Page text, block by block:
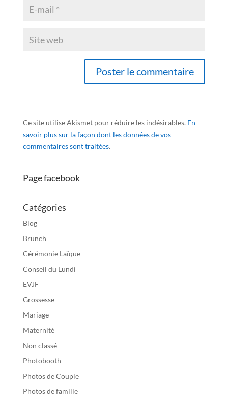
Ce site utilise Akismet pour réduire les indésirables. En
savoir plus sur la façon dont les données de vos
commentaires sont traitées.
Page facebook
Catégories
Blog
Brunch
Cérémonie Laïque
Conseil du Lundi
EVJF
Grossesse
Mariage
Maternité
Non classé
Photobooth
Photos de Couple
Photos de famille